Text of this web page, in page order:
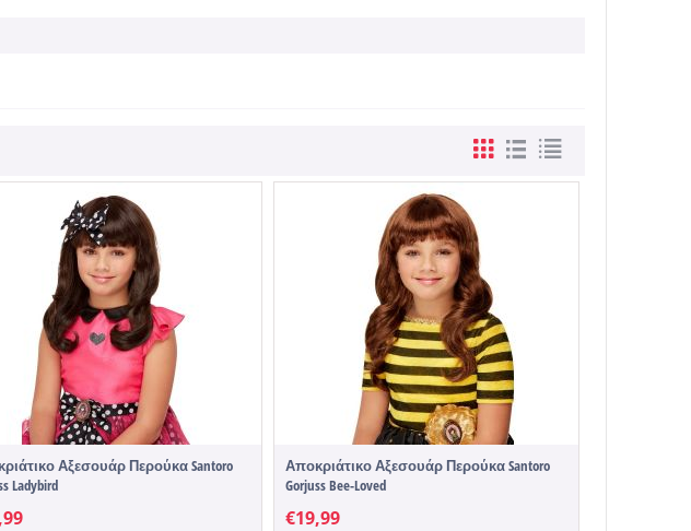
Αξεσουάρ Περούκα Santoro
Ladybird
Αποκριάτικο Αξεσουάρ Περούκα Santoro
Gorjuss Bee-Loved
€19,99